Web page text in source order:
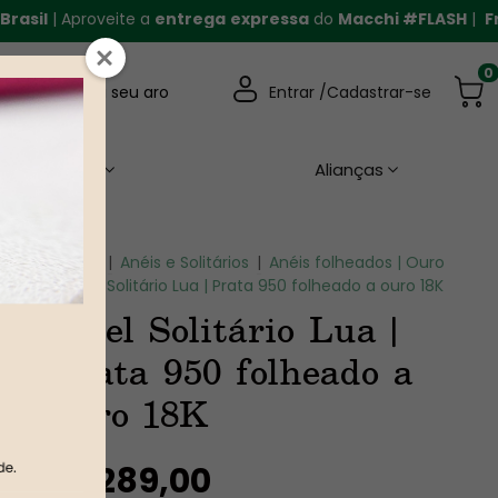
| Aproveite aentrega expressadoMacchi #FLASH| Frete
Descubra seu aro Entrar /Cadastrar-se
0
Alianças
Home | Anéis e Solitários | Anéis folheados | Ouro
|
Anel Solitário Lua | Prata 950 folheado a ouro 18K
Anel Solitário Lua |
Prata 950 folheado a
ouro 18K
R$289,00